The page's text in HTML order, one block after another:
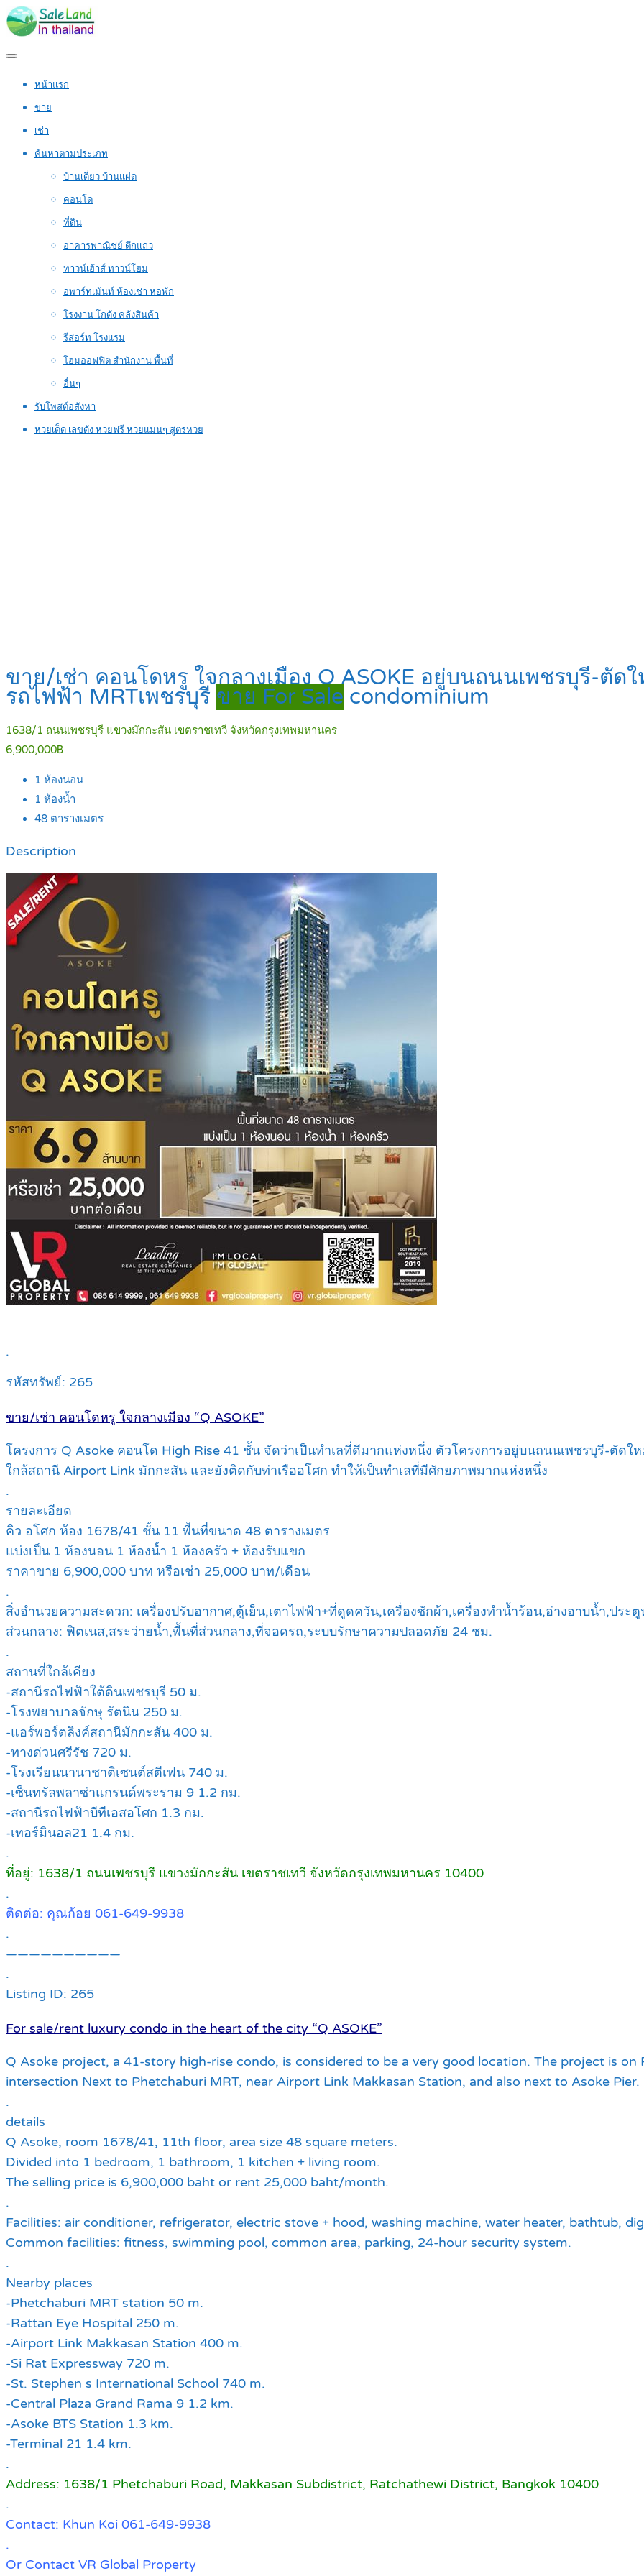
หน้าแรก
ขาย
เช่า
ค้นหาตามประเภท
บ้านเดี่ยว บ้านแฝด
คอนโด
ที่ดิน
อาคารพาณิชย์ ตึกแถว
ทาวน์เฮ้าส์ ทาวน์โฮม
อพาร์ทเม้นท์ ห้องเช่า หอพัก
โรงงาน โกดัง คลังสินค้า
รีสอร์ท โรงแรม
โฮมออฟฟิต สำนักงาน พื้นที่
อื่นๆ
รับโพสต์อสังหา
หวยเด็ด เลขดัง หวยฟรี หวยแม่นๆ สูตรหวย
ขาย/เช่า คอนโดหรู ใจกลางเมือง Q ASOKE อยู่บนถนนเพชรบุรี-ตัด
รถไฟฟ้า MRTเพชรบุรี ขาย For Sale condominium
1638/1 ถนนเพชรบุรี แขวงมักกะสัน เขตราชเทวี จังหวัดกรุงเทพมหานคร
6,900,000฿
1 ห้องนอน
1 ห้องน้ำ
48 ตารางเมตร
Description
.
รหัสทรัพย์: 265
ขาย/เช่า คอนโดหรู ใจกลางเมือง “Q ASOKE”
โครงการ Q Asoke คอนโด High Rise 41 ชั้น จัดว่าเป็นทำเลที่ดีมากแห่งหนึ่ง ตัวโครงการอยู่บนถนนเพชรบุรี-ตัดใ
ใกล้สถานี Airport Link มักกะสัน และยังติดกับท่าเรืออโศก ทำให้เป็นทำเลที่มีศักยภาพมากแห่งหนึ่ง
.
รายละเอียด
คิว อโศก ห้อง 1678/41 ชั้น 11 พื้นที่ขนาด 48 ตารางเมตร
แบ่งเป็น 1 ห้องนอน 1 ห้องน้ำ 1 ห้องครัว + ห้องรับแขก
ราคาขาย 6,900,000 บาท หรือเช่า 25,000 บาท/เดือน
.
สิ่งอำนวยความสะดวก: เครื่องปรับอากาศ,ตู้เย็น,เตาไฟฟ้า+ที่ดูดควัน,เครื่องซักผ้า,เครื่องทำน้ำร้อน,อ่างอาบน้ำ,ประ
ส่วนกลาง: ฟิตเนส,สระว่ายน้ำ,พื้นที่ส่วนกลาง,ที่จอดรถ,ระบบรักษาความปลอดภัย 24 ชม.
.
สถานที่ใกล้เคียง
-สถานีรถไฟฟ้าใต้ดินเพชรบุรี 50 ม.
-โรงพยาบาลจักษุ รัตนิน 250 ม.
-แอร์พอร์ตลิงค์สถานีมักกะสัน 400 ม.
-ทางด่วนศรีรัช 720 ม.
-โรงเรียนนานาชาติเซนต์สตีเฟน 740 ม.
-เซ็นทรัลพลาซ่าแกรนด์พระราม 9 1.2 กม.
-สถานีรถไฟฟ้าบีทีเอสอโศก 1.3 กม.
-เทอร์มินอล21 1.4 กม.
.
ที่อยู่: 1638/1 ถนนเพชรบุรี แขวงมักกะสัน เขตราชเทวี จังหวัดกรุงเทพมหานคร 10400
.
ติดต่อ: คุณก้อย 061-649-9938
.
——————————
.
Listing ID: 265
For sale/rent luxury condo in the heart of the city “Q ASOKE”
Q Asoke project, a 41-story high-rise condo, is considered to be a very good location. The project is
intersection Next to Phetchaburi MRT, near Airport Link Makkasan Station, and also next to Asoke
.
details
Q Asoke, room 1678/41, 11th floor, area size 48 square meters.
Divided into 1 bedroom, 1 bathroom, 1 kitchen + living room.
The selling price is 6,900,000 baht or rent 25,000 baht/month.
.
Facilities: air conditioner, refrigerator, electric stove + hood, washing machine, water heater, bathtub,
Common facilities: fitness, swimming pool, common area, parking, 24-hour security system.
.
Nearby places
-Phetchaburi MRT station 50 m.
-Rattan Eye Hospital 250 m.
-Airport Link Makkasan Station 400 m.
-Si Rat Expressway 720 m.
-St. Stephen s International School 740 m.
-Central Plaza Grand Rama 9 1.2 km.
-Asoke BTS Station 1.3 km.
-Terminal 21 1.4 km.
.
Address: 1638/1 Phetchaburi Road, Makkasan Subdistrict, Ratchathewi District, Bangkok 10400
.
Contact: Khun Koi 061-649-9938
.
Or Contact VR Global Property